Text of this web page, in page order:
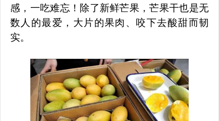
感，一吃难忘！除了新鲜芒果，芒果干也是无
数人的最爱，大片的果肉、咬下去酸甜而韧
实。